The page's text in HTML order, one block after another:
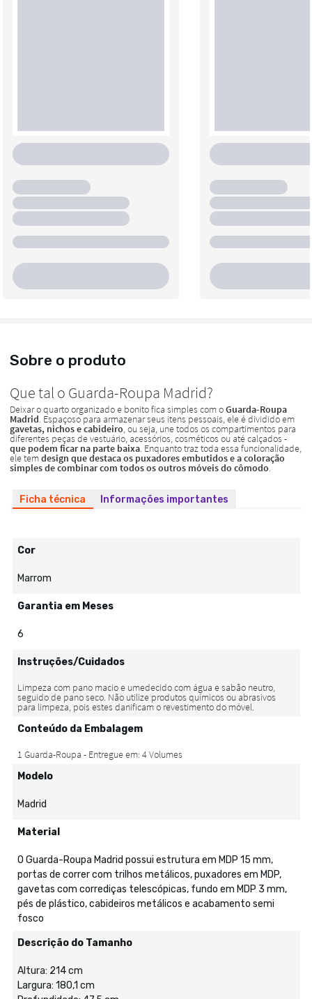
Sobre o produto
Ficha técnica Informações importantes
Cor
Marrom
Garantia em Meses
6
Instruções/Cuidados
Conteúdo da Embalagem
Modelo
Madrid
Material
O Guarda-Roupa Madrid possui estrutura em MDP 15 mm,
portas de correr com trilhos metálicos, puxadores em MDP,
gavetas com corrediças telescópicas, fundo em MDP 3 mm,
pés de plástico, cabideiros metálicos e acabamento semi
fosco
Descrição do Tamanho
Altura: 214 cm
Largura: 180,1 cm